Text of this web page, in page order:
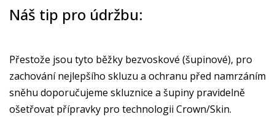
Náš tip pro údržbu:
Přestože jsou tyto běžky bezvoskové (šupinové), pro
zachování nejlepšího skluzu a ochranu před namrzáním
sněhu doporučujeme skluznice a šupiny pravidelně
ošetřovat přípravky pro technologii Crown/Skin.